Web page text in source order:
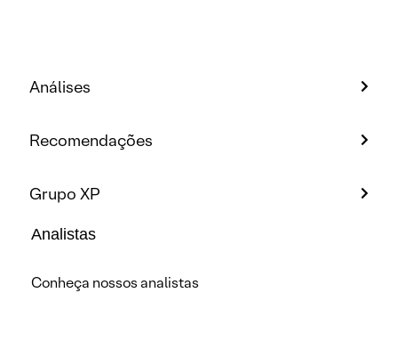
Análises
Recomendações
Grupo XP
Analistas
Conheça nossos analistas